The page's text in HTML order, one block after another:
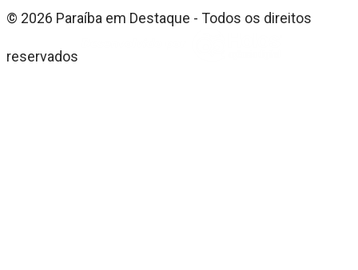
© 2026 Paraíba em Destaque - Todos os direitos
reservados